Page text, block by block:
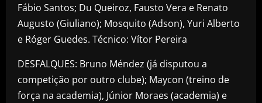
Fábio Santos; Du Queiroz, Fausto Vera e Renato
Augusto (Giuliano); Mosquito (Adson), Yuri Alberto
e Róger Guedes. Técnico: Vítor Pereira
DESFALQUES: Bruno Méndez (já disputou a
competição por outro clube); Maycon (treino de
força na academia), Júnior Moraes (academia) e